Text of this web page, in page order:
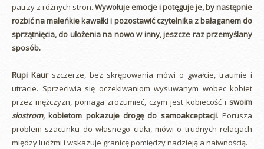
patrzy z różnych stron. Wywołuje emocje i potęguje je, by następnie
rozbić na maleńkie kawałki i pozostawić czytelnika z bałaganem do
sprzątnięcia, do ułożenia na nowo w inny, jeszcze raz przemyślany
sposób.
Rupi Kaurszczerze, bez skrępowania mówi o gwałcie, traumie i
utracie. Sprzeciwia się oczekiwaniom wysuwanym wobec kobiet
przez mężczyzn, pomaga zrozumieć, czym jest kobiecość i swoim
siostrom, kobietom pokazuje drogę do samoakceptacji. Porusza
problem szacunku do własnego ciała, mówi o trudnych relacjach
między ludźmi i wskazuje granicę pomiędzy nadzieją a naiwnością.